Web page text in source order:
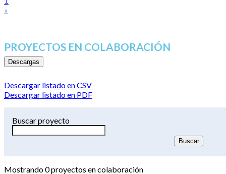
»
PROYECTOS EN COLABORACIÓN
Descargas
Descargar listado en CSV
Descargar listado en PDF
Buscar proyecto
Mostrando0proyectos en colaboración